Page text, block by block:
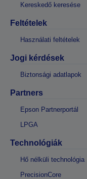
Kereskedő keresése
Feltételek
Használati feltételek
Jogi kérdések
Biztonsági adatlapok
Partners
Epson Partnerportál
LPGA
Technológiák
Hő nélküli technológia
PrecisionCore